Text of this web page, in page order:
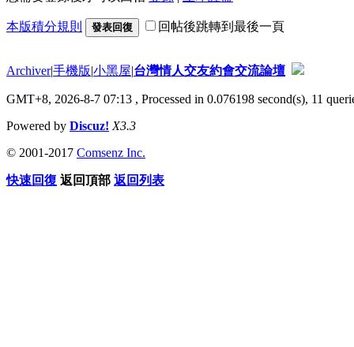
本版積分規則 發表回復 回帖後跳轉到最後一頁
Archiver|手機版|小黑屋|台灣情人交友約會交流論壇
GMT+8, 2026-8-7 07:13 , Processed in 0.076198 second(s), 11
Powered by Discuz! X3.3
© 2001-2017 Comsenz Inc.
快速回復 返回頂部 返回列表